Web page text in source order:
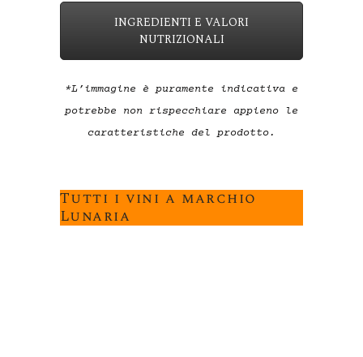
INGREDIENTI E VALORI
NUTRIZIONALI
*L’immagine è puramente indicativa e
potrebbe non rispecchiare appieno le
caratteristiche del prodotto.
Tutti i vini a marchio
Lunaria